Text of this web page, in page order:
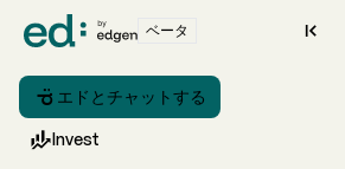
ベータ 
 エドとチャットする
Invest